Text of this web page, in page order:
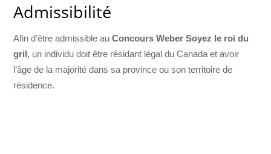
Admissibilité
Afin d’être admissible auConcours Weber Soyez le roi du
gril, un individu doit être résidant légal du Canada et avoir
l’âge de la majorité dans sa province ou son territoire de
résidence.